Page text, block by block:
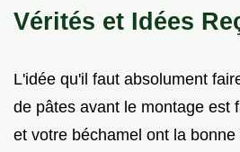
Vérités et Idées
L'idée qu'il faut absolument
de pâtes avant le montage est
et votre béchamel ont la bonne